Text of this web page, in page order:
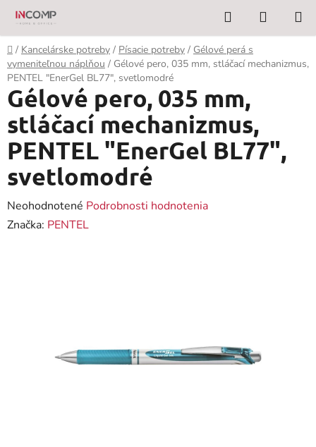
Prejsť
obsah
Hľadať
KOŠÍK
Domov
/ Kancelárske potreby / Písacie potreby / Gélové perá s
vymeniteľnou náplňou / Gélové pero, 035 mm, stláčací mechanizmus,
PENTEL "EnerGel BL77", svetlomodré
Gélové pero, 035 mm,
stláčací mechanizmus,
PENTEL "EnerGel BL77",
svetlomodré
Priemerné
hodnotenie
Neohodnotené Podrobnosti hodnotenia
Značka: PENTEL